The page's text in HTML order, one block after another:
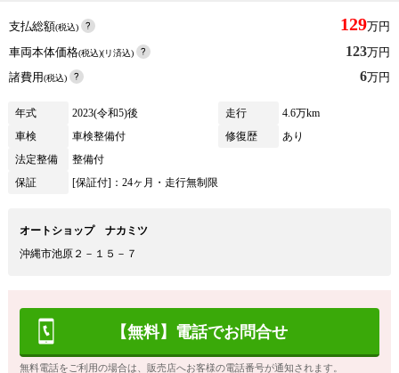
支払総額(税込) 129万円
車両本体価格(税込)(リ済込) 123万円
諸費用(税込) 6万円
年式 2023(令和5)後 走行
4.6万km
車検
車検整備付 修復歴
あり
法定整備
整備付
保証
[保証付]：24ヶ月・走行無制限
オートショップ ナカミツ
沖縄市池原２－１５－７
【無料】電話でお問合せ
無料電話をご利用の場合は、販売店へお客様の電話番号が通知されます。